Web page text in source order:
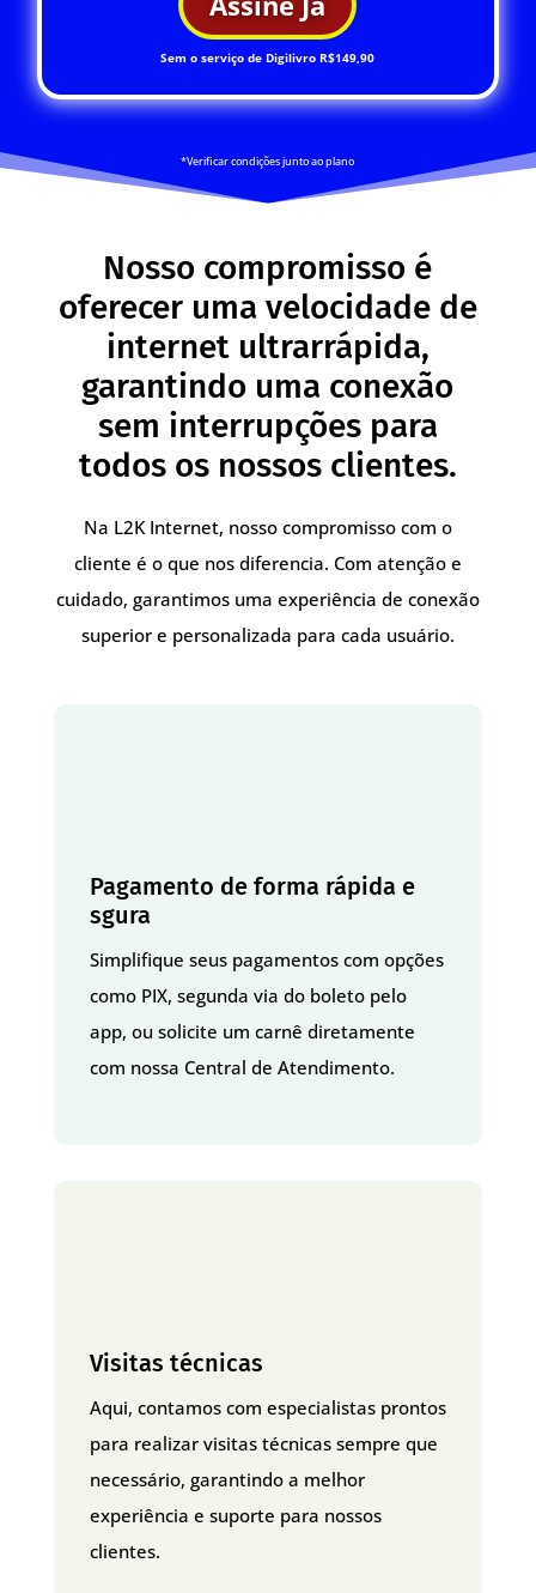
Sem o serviço de Digilivro R$149,90
*Verificar condições junto ao plano
Nosso compromisso é
oferecer uma velocidade de
internet ultrarrápida,
garantindo uma conexão
sem interrupções para
todos os nossos clientes.
Na L2K Internet, nosso compromisso com o
cliente é o que nos diferencia. Com atenção e
cuidado, garantimos uma experiência de conexão
superior e personalizada para cada usuário.
Pagamento de forma rápida e
sgura
Simplifique seus pagamentos com opções
como PIX, segunda via do boleto pelo
app, ou solicite um carnê diretamente
com nossa Central de Atendimento.
Visitas técnicas
Aqui, contamos com especialistas prontos
para realizar visitas técnicas sempre que
necessário, garantindo a melhor
experiência e suporte para nossos
clientes.